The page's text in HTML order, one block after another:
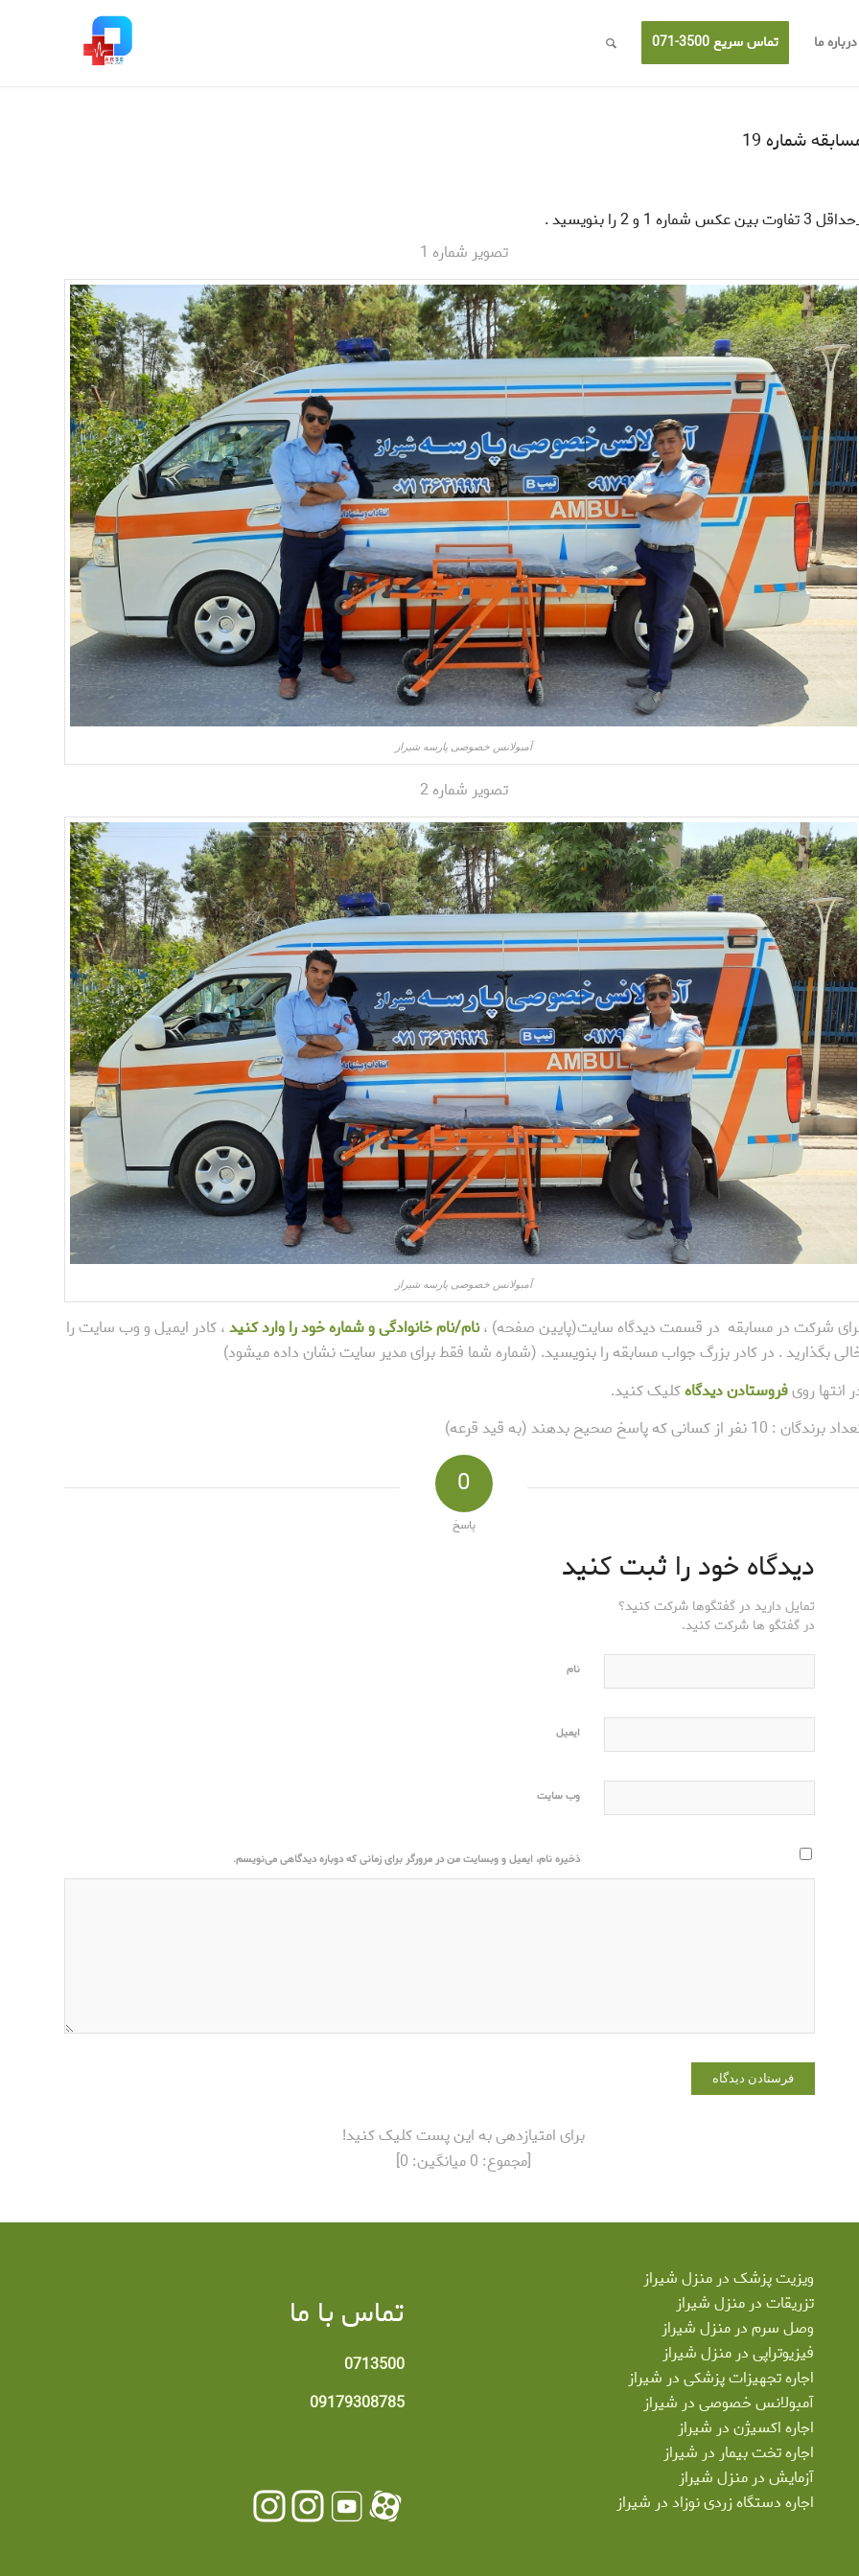
درباره ما تماس سریع 3500-071
شماره 19
تفاوت بین عکس شماره 1 و 2 را بنویسید .
تصویر شماره 1
آمبولانس خصوصی پارسه شیراز
تصویر شماره 2
آمبولانس خصوصی پارسه شیراز
شرکت در مسابقه در قسمت دیدگاه سایت(پایین صفحه) ،نام/نام خانوادگی و شماره خود را وارد کنید، کادر ایمیل و وب سایت را
بگذارید . در کادر بزرگ جواب مسابقه را بنویسید. (شماره شما فقط برای مدیر سایت نشان داده میشود)
انتها رویفروستادن دیدگاهکلیک کنید.
برندگان : 10 نفر از کسانی که پاسخ صحیح بدهند (به قید قرعه)
0
پاسخ
دیدگاه خود را ثبت کنید
تمایل دارید در گفتگوها شرکت کنید؟
در گفتگو ها شرکت کنید.
نام
ایمیل
وب‌ سایت
ذخیره نام، ایمیل و وبسایت من در مرورگر برای زمانی که دوباره دیدگاهی می‌نویسم.
برای امتیازدهی به این پست کلیک کنید!
[مجموع: 0میانگین: 0
]
ویزیت پزشک در منزل شیراز
تزریقات در منزل شیراز
وصل سرم در منزل شیراز
فیزیوتراپی در منزل شیراز
اجاره تجهیزات پزشکی در شیراز
آمبولانس خصوصی در شیراز
اجاره اکسیژن در شیراز
اجاره تخت بیمار در شیراز
آزمایش در منزل شیراز
اجاره دستگاه زردی نوزاد در شیراز
تماس با ما
0713500
09179308785